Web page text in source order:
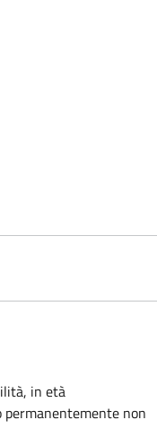
in età
permanentemente non